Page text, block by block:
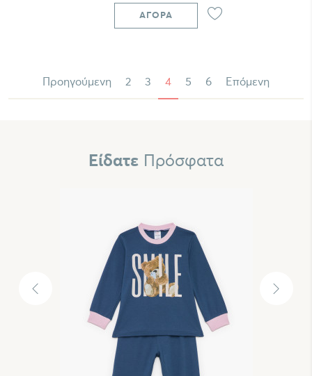
ΑΓΟΡΆ
Προηγούμενη 2 3 4 5 6 Επόμενη
Είδατε Πρόσφατα